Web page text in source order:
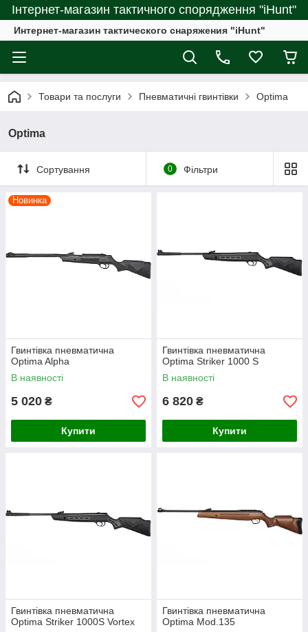
Інтернет-магазин тактичного спорядження "iHunt"
Интернет-магазин тактического снаряжения "iHunt"
Товари та послуги Пневматичні гвинтівки Optima
Optima
Сортування 0 Фільтри
Новинка
Гвинтівка пневматична
Optima Alpha
В наявності
5 020 ₴
Купити
Гвинтівка пневматична
Optima Striker 1000 S
В наявності
6 820 ₴
Купити
Гвинтівка пневматична
Optima Striker 1000S Vortex
Гвинтівка пневматична
Optima Mod.135